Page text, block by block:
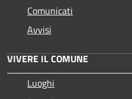
Comunicati
Avvisi
VIVERE IL COMUNE
Luoghi